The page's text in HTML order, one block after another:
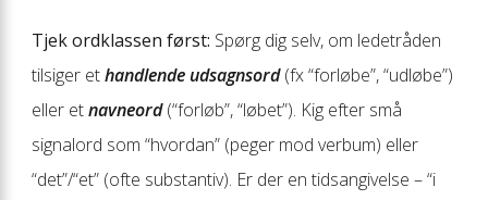
Tjek ordklassen først: Spørg dig selv, om ledetråden
tilsiger ethandlende udsagnsord(fx “forløbe”, “udløbe”)
eller etnavneord(“forløb”, “løbet”). Kig efter små
signalord som “hvordan” (peger mod verbum) eller
“det”/“et” (ofte substantiv). Er der en tidsangivelse – “i